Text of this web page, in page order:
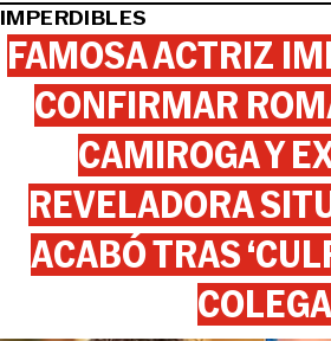
IMPERDIBLES
FAMOSA ACTRIZ
CONFIRMAR
CAMIROGA Y
REVELADORA
ACABÓ TRAS
COLEGA